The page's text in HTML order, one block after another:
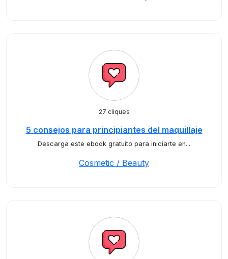
27 cliques
5 consejos para principiantes del maquillaje
Descarga este ebook gratuito para iniciarte en...
Cosmetic / Beauty